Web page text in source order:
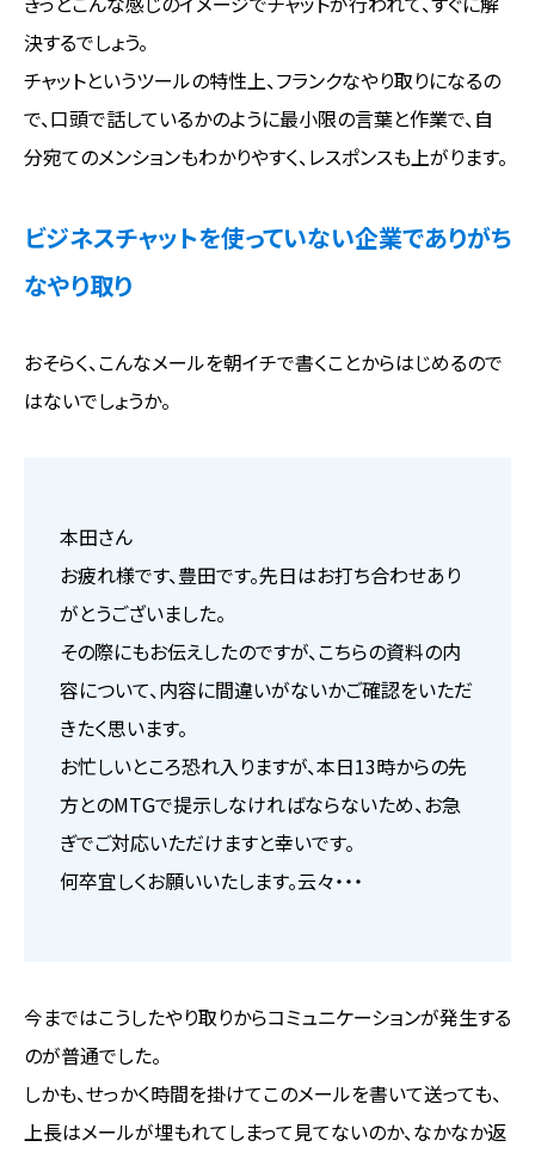
決するでしょう。
チャットというツールの特性上、フランクなやり取りになるの
で、口頭で話しているかのように最小限の言葉と作業で、自
分宛てのメンションもわかりやすく、レスポンスも上がります。
ビジネスチャットを使っていない企業でありがち
なやり取り
おそらく、こんなメールを朝イチで書くことからはじめるので
はないでしょうか。
本田さん
お疲れ様です、豊田です。先日はお打ち合わせあり
がとうございました。
その際にもお伝えしたのですが、こちらの資料の内
容について、内容に間違いがないかご確認をいただ
きたく思います。
お忙しいところ恐れ入りますが、本日13時からの先
方とのMTGで提示しなければならないため、お急
ぎでご対応いただけますと幸いです。
何卒宜しくお願いいたします。云々・・・
今まではこうしたやり取りからコミュニケーションが発生する
のが普通でした。
しかも、せっかく時間を掛けてこのメールを書いて送っても、
上長はメールが埋もれてしまって見てないのか、なかなか返